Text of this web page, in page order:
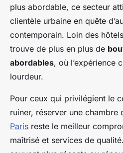
plus abordable, ce secteur
clientèle urbaine en quête
contemporain. Loin des
trouve de plus en plus de
abordables, où l’expérience
lourdeur.
Pour ceux qui privilégient le
ruiner, réserver une chambre
Paris reste le meilleur
maîtrisé et services de